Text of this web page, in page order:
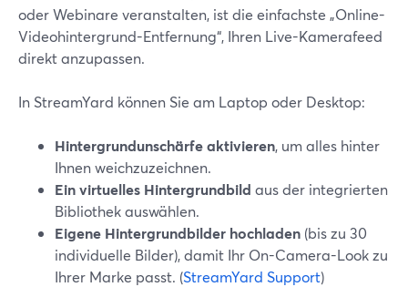
oder Webinare veranstalten, ist die einfachste „Online-
Videohintergrund-Entfernung“, Ihren Live-Kamerafeed
direkt anzupassen.
In StreamYard können Sie am Laptop oder Desktop:
Hintergrundunschärfe aktivieren, um alles hinter
Ihnen weichzuzeichnen.
Ein virtuelles Hintergrundbild aus der integrierten
Bibliothek auswählen.
Eigene Hintergrundbilder hochladen (bis zu 30
individuelle Bilder), damit Ihr On-Camera-Look zu
Ihrer Marke passt. (StreamYard Support)